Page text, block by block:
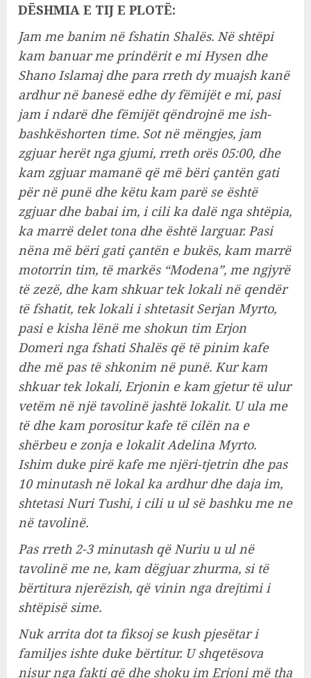
DËSHMIA E TIJ E PLOTË:
Jam me banim në fshatin Shalës. Në shtëpi
kam banuar me prindërit e mi Hysen dhe
Shano Islamaj dhe para rreth dy muajsh kanë
ardhur në banesë edhe dy fëmijët e mi, pasi
jam i ndarë dhe fëmijët qëndrojnë me ish-
bashkëshorten time. Sot në mëngjes, jam
zgjuar herët nga gjumi, rreth orës 05:00, dhe
kam zgjuar mamanë që më bëri çantën gati
për në punë dhe këtu kam parë se është
zgjuar dhe babai im, i cili ka dalë nga shtëpia,
ka marrë delet tona dhe është larguar. Pasi
nëna më bëri gati çantën e bukës, kam marrë
motorrin tim, të markës “Modena”, me ngjyrë
të zezë, dhe kam shkuar tek lokali në qendër
të fshatit, tek lokali i shtetasit Serjan Myrto,
pasi e kisha lënë me shokun tim Erjon
Domeri nga fshati Shalës që të pinim kafe
dhe më pas të shkonim në punë. Kur kam
shkuar tek lokali, Erjonin e kam gjetur të ulur
vetëm në një tavolinë jashtë lokalit. U ula me
të dhe kam porositur kafe të cilën na e
shërbeu e zonja e lokalit Adelina Myrto.
Ishim duke pirë kafe me njëri-tjetrin dhe pas
10 minutash në lokal ka ardhur dhe daja im,
shtetasi Nuri Tushi, i cili u ul së bashku me ne
në tavolinë.
Pas rreth 2-3 minutash që Nuriu u ul në
tavolinë me ne, kam dëgjuar zhurma, si të
bërtitura njerëzish, që vinin nga drejtimi i
shtëpisë sime.
Nuk arrita dot ta fiksoj se kush pjesëtar i
familjes ishte duke bërtitur. U shqetësova
nisur nga fakti që dhe shoku im Erjoni më tha